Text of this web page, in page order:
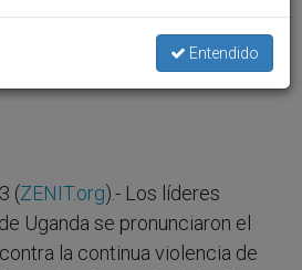
ARTE Y CULTURA
a
(ZENIT.org).- Los líderes
Uganda se pronunciaron el
la continua violencia de
Entendido